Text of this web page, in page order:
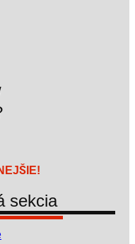
sekcia